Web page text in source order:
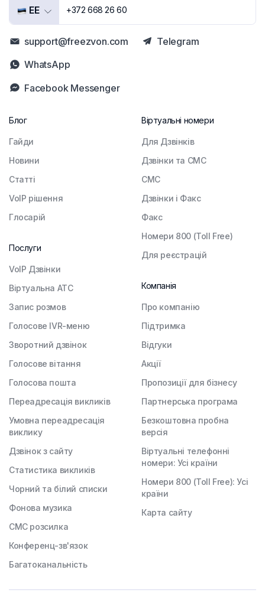
EE +372 668 26 60
support@freezvon.com
Facebook Messenger
Telegram
WhatsApp
Блог
Гайди
Новини
Статті
VoIP рішення
Глосарій
Послуги
VoIP Дзвінки
Віртуальна АТС
Запис розмов
Голосове IVR-меню
Зворотний дзвінок
Голосове вітання
Голосова пошта
Переадресація викликів
Умовна переадресація
виклику
Дзвінок з сайту
Статистика викликів
Чорний та білий списки
Фонова музика
СМС розсилка
Конференц-зв'язок
Багатоканальність
Віртуальні номери
Для Дзвінків
Дзвінки та СМС
СМС
Дзвінки і Факс
Факс
Номери 800 (Toll Free)
Для реєстрацій
Компанія
Про компанію
Підтримка
Відгуки
Акції
Пропозиції для бізнесу
Партнерська програма
Безкоштовна пробна
версія
Віртуальні телефонні
номери: Усі країни
Номери 800 (Toll Free): Усі
країни
Карта сайту